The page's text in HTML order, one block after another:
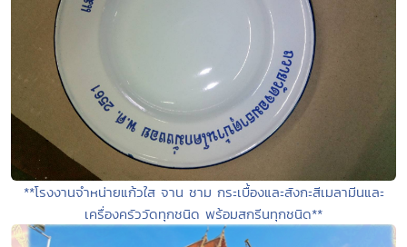
**โรงงานจำหน่ายแก้วใส จาน ชาม กระเบื้องและสังกะสีเมลามีนและ
เครื่องครัววัดทุกชนิด พร้อมสกรีนทุกชนิด**